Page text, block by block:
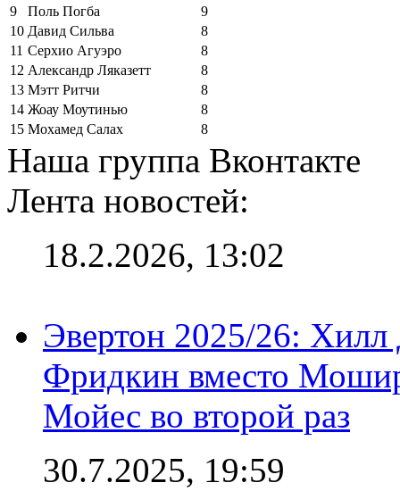
9
Поль Погба
9
10 Давид Сильва
8
11 Серхио Агуэро
8
12 Александр Ляказетт
8
13 Мэтт Ритчи
8
14 Жоау Моутинью
8
15 Мохамед Салах 8
Наша группа Вконтакте
Лента новостей:
18.2.2026, 13:02
Эвертон 2025/26:
Фридкин вместо
Мойес во второй раз
30.7.2025, 19:59